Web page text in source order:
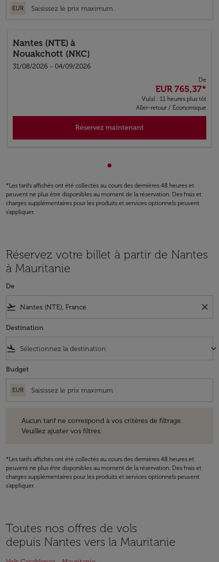
EUR
Nantes (NTE) à
Nouakchott (NKC)
31/08/2026 - 04/09/2026
De
EUR 765,37*
Vu(s) : 11 heures plus tôt
Aller-retour / Économique
Réservez maintenant
Affichage de cmp-
*Les tarifs affichés ont été collectés au cours des dernières 48 heures et
peuvent ne plus être disponibles au moment de la réservation. Des frais et
charges supplémentaires pour les produits et services optionnels peuvent
s'appliquer.
Réservez votre billet à partir de Nantes
à Mauritanie
De
flight_takeoff close
Destination
flight_land keyboard_arrow_down
Budget
EUR
Aucun tarif ne correspond à vos critères de filtrage.
Veuillez ajuster vos filtres.
*Les tarifs affichés ont été collectés au cours des dernières 48 heures et
peuvent ne plus être disponibles au moment de la réservation. Des frais et
charges supplémentaires pour les produits et services optionnels peuvent
s'appliquer.
Toutes nos offres de vols
depuis Nantes vers la Mauritanie